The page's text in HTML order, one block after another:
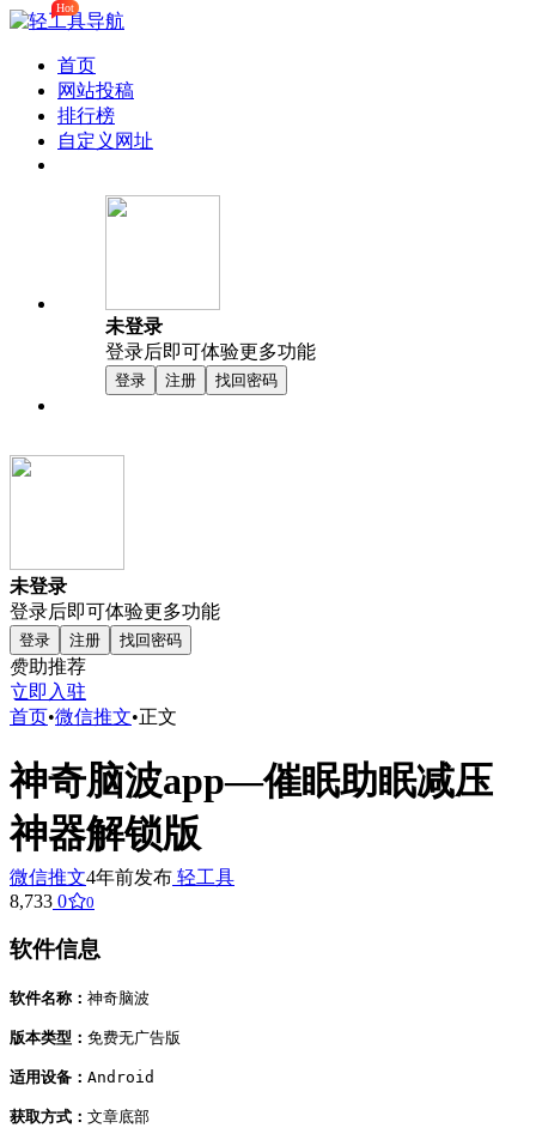
首页
网站投稿
排行榜
Hot
自定义网址
未登录
登录后即可体验更多功能
登录 注册 找回密码
未登录
登录后即可体验更多功能
登录 注册 找回密码
赞助推荐
立即入驻
首页•微信推文•正文
神奇脑波app—催眠助眠减压
神器解锁版
微信推文4年前发布 轻工具
8,733 0 0
软件信息
软件名称： 神奇脑波
版本类型： 免费无广告版
适用设备： Android
获取方式： 文章底部